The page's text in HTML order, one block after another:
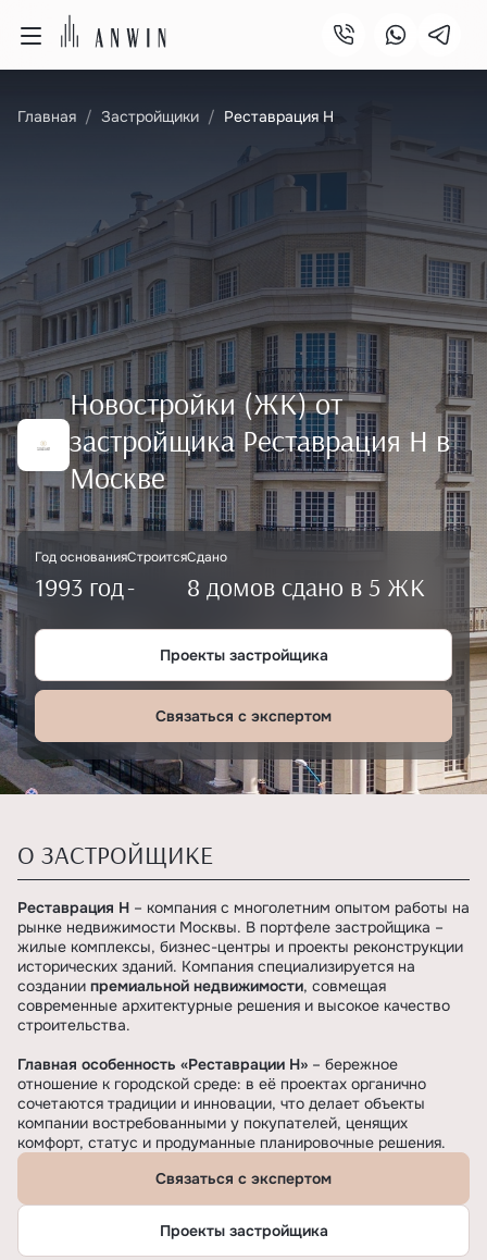
Главная Застройщики Реставрация Н
Новостройки (ЖК) от
застройщика Реставрация Н в
Москве
Год основания
1993 год
Строится
-
Сдано
8 домов сдано в 5 ЖК
Проекты застройщика
Связаться с экспертом
О ЗАСТРОЙЩИКЕ
Реставрация Н – компания с многолетним опытом работы на
рынке недвижимости Москвы. В портфеле застройщика –
жилые комплексы, бизнес-центры и проекты реконструкции
исторических зданий. Компания специализируется на
создании премиальной недвижимости, совмещая
современные архитектурные решения и высокое качество
строительства.
Главная особенность «Реставрации Н» – бережное
отношение к городской среде: в её проектах органично
сочетаются традиции и инновации, что делает объекты
компании востребованными у покупателей, ценящих
комфорт, статус и продуманные планировочные решения.
Связаться с экспертом
Проекты застройщика